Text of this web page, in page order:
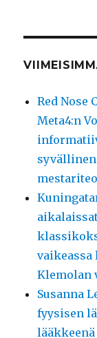
Red Nose
Meta4:n
Klemolan
Susanna
fyysisen